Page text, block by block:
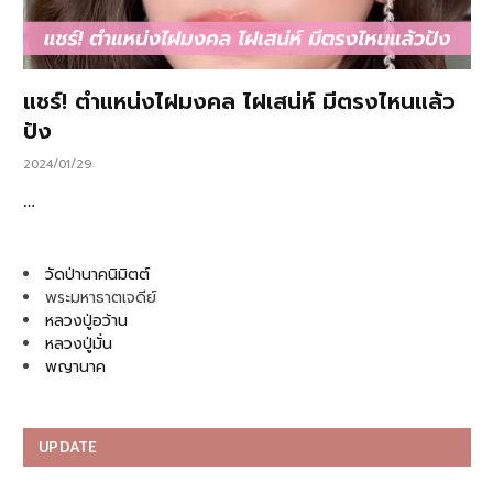
แชร์! ตำแหน่งไฝมงคล ไฝเสน่ห์ มีตรงไหนแล้ว
ปัง
2024/01/29
…
วัดป่านาคนิมิตต์
พระมหาธาตเจดีย์
หลวงปู่อว้าน
หลวงปู่มั่น
พญานาค
UPDATE